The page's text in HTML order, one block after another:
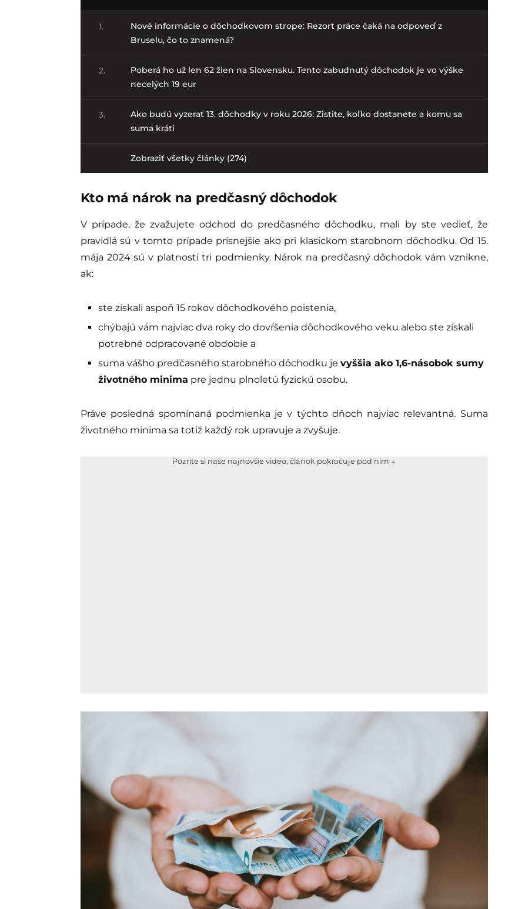
1.
Nové informácie o dôchodkovom strope: Rezort práce čaká na odpoveď z
Bruselu, čo to znamená?
2.
Poberá ho už len 62 žien na Slovensku. Tento zabudnutý dôchodok je vo výške
necelých 19 eur
3.
Ako budú vyzerať 13. dôchodky v roku 2026: Zistite, koľko dostanete a komu sa
suma kráti
Zobraziť všetky články (274)
Kto má nárok na predčasný dôchodok
V prípade, že zvažujete odchod do predčasného dôchodku, mali by ste vedieť, že
pravidlá sú v tomto prípade prísnejšie ako pri klasickom starobnom dôchodku. Od 15.
mája 2024 sú v platnosti tri podmienky. Nárok na predčasný dôchodok vám vznikne,
ak:
ste získali aspoň 15 rokov dôchodkového poistenia,
chýbajú vám najviac dva roky do dovŕšenia dôchodkového veku alebo ste získali
potrebné odpracované obdobie a
suma vášho predčasného starobného dôchodku je vyššia ako 1,6-násobok sumy
životného minima pre jednu plnoletú fyzickú osobu.
Práve posledná spomínaná podmienka je v týchto dňoch najviac relevantná. Suma
životného minima sa totiž každý rok upravuje a zvyšuje.
Pozrite si naše najnovšie video, článok pokračuje pod ním ↓